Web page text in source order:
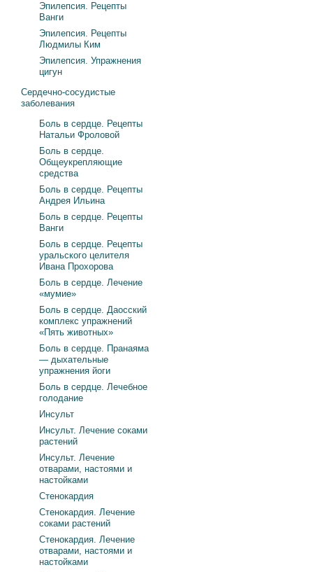
Эпилепсия. Рецепты
Ванги
Эпилепсия. Рецепты
Людмилы Ким
Эпилепсия. Упражнения
цигун
Сердечно-сосудистые
заболевания
Боль в сердце. Рецепты
Натальи Фроловой
Боль в сердце.
Общеукрепляющие
средства
Боль в сердце. Рецепты
Андрея Ильина
Боль в сердце. Рецепты
Ванги
Боль в сердце. Рецепты
уральского целителя
Ивана Прохорова
Боль в сердце. Лечение
«мумие»
Боль в сердце. Даосский
комплекс упражнений
«Пять животных»
Боль в сердце. Пранаяма
— дыхательные
упражнения йоги
Боль в сердце. Лечебное
голодание
Инсульт
Инсульт. Лечение соками
растений
Инсульт. Лечение
отварами, настоями и
настойками
Стенокардия
Стенокардия. Лечение
соками растений
Стенокардия. Лечение
отварами, настоями и
настойками